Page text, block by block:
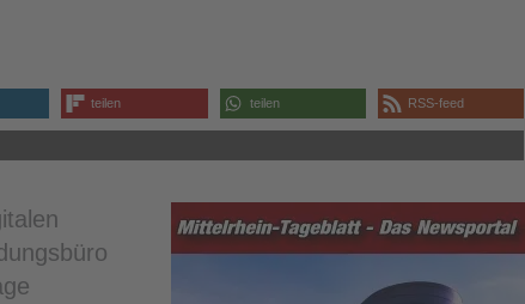
teilen teilen RSS-feed